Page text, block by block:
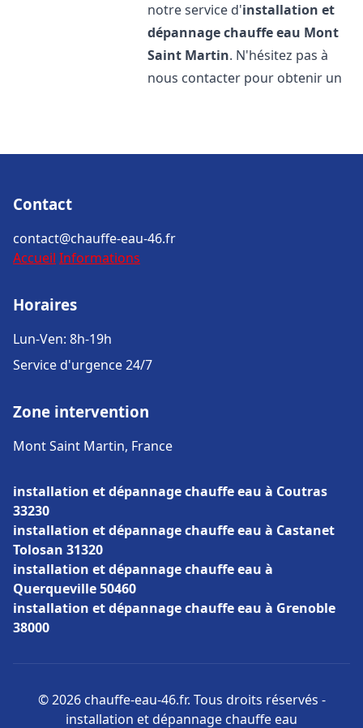
notre service d'installation et
dépannage chauffe eau Mont
Saint Martin. N'hésitez pas à
nous contacter pour obtenir un
Contact
contact@chauffe-eau-46.fr
Accueil Informations
Horaires
Lun-Ven: 8h-19h
Service d'urgence 24/7
Zone intervention
Mont Saint Martin, France
installation et dépannage chauffe eau à Coutras
33230
installation et dépannage chauffe eau à Castanet
Tolosan 31320
installation et dépannage chauffe eau à
Querqueville 50460
installation et dépannage chauffe eau à Grenoble
38000
© 2026 chauffe-eau-46.fr. Tous droits réservés -
installation et dépannage chauffe eau